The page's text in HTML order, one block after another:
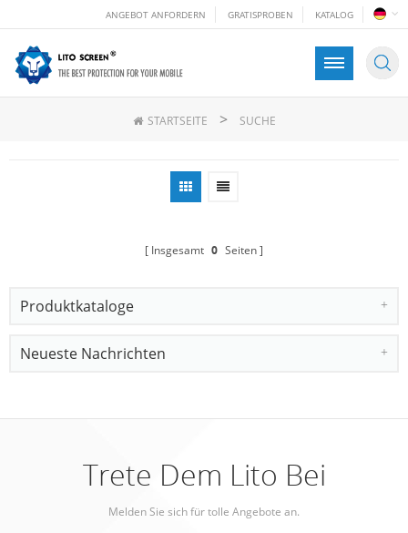
ANGEBOT ANFORDERN GRATISPROBEN KATALOG
STARTSEITE > SUCHE
Insgesamt 0 Seiten
Produktkataloge
Neueste Nachrichten
Trete Dem Lito Bei
Melden Sie sich für tolle Angebote an.